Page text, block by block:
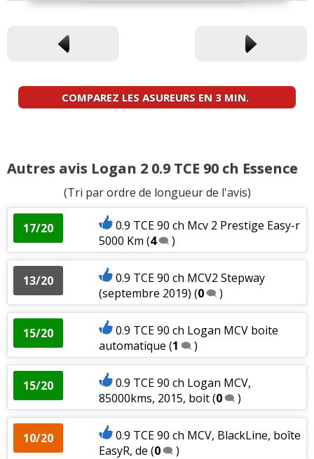
COMPAREZ LES ASUREURS EN 3 MIN.
Autres avis Logan 2 0.9 TCE 90 ch Essence
(Tri par ordre de longueur de l'avis)
17/20
0.9 TCE 90 ch Mcv 2 Prestige Easy-r
5000 Km (4 )
13/20
0.9 TCE 90 ch MCV2 Stepway
(septembre 2019) (0 )
15/20
0.9 TCE 90 ch Logan MCV boite
automatique (1 )
15/20
0.9 TCE 90 ch Logan MCV,
85000kms, 2015, boit(0 )
10/20
0.9 TCE 90 ch MCV, BlackLine, boîte
EasyR, de (0 )